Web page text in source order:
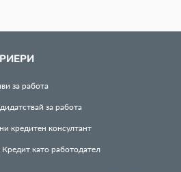
за работа
за работа
кредитен консултант
Кредит като работодател